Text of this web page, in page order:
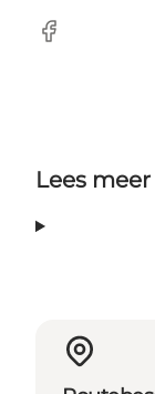
Facebook
Lees meer